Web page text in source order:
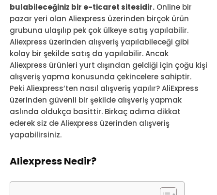
bulabileceğiniz bir e-ticaret sitesidir. Online bir
pazar yeri olan Aliexpress üzerinden birçok ürün
grubuna ulaşılıp pek çok ülkeye satış yapılabilir.
Aliexpress üzerinden alışveriş yapılabileceği gibi
kolay bir şekilde satış da yapılabilir. Ancak
Aliexpress ürünleri yurt dışından geldiği için çoğu kişi
alışveriş yapma konusunda çekincelere sahiptir.
Peki Aliexpress’ten nasıl alışveriş yapılır? AliExpress
üzerinden güvenli bir şekilde alışveriş yapmak
aslında oldukça basittir. Birkaç adıma dikkat
ederek siz de Aliexpress üzerinden alışveriş
yapabilirsiniz.
Aliexpress Nedir?